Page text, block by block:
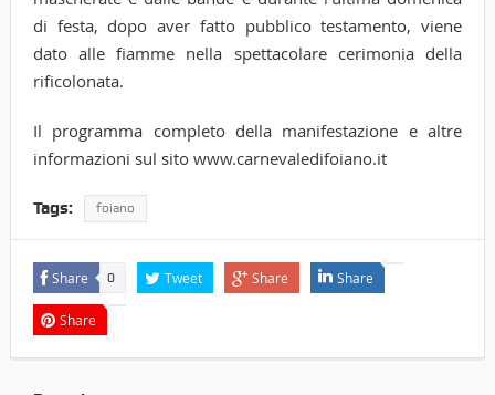
di festa, dopo aver fatto pubblico testamento, viene
dato alle fiamme nella spettacolare cerimonia della
rificolonata.
Il programma completo della manifestazione e altre
informazioni sul sito www.carnevaledifoiano.it
Tags: foiano
Share 0 Tweet Share Share
Share